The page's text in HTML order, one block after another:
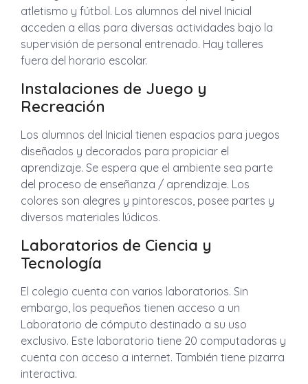
atletismo y fútbol. Los alumnos del nivel Inicial
acceden a ellas para diversas actividades bajo la
supervisión de personal entrenado. Hay talleres
fuera del horario escolar.
Instalaciones de Juego y
Recreación
Los alumnos del Inicial tienen espacios para juegos
diseñados y decorados para propiciar el
aprendizaje. Se espera que el ambiente sea parte
del proceso de enseñanza / aprendizaje. Los
colores son alegres y pintorescos, posee partes y
diversos materiales lúdicos.
Laboratorios de Ciencia y
Tecnología
El colegio cuenta con varios laboratorios. Sin
embargo, los pequeños tienen acceso a un
Laboratorio de cómputo destinado a su uso
exclusivo. Este laboratorio tiene 20 computadoras y
cuenta con acceso a internet. También tiene pizarra
interactiva.